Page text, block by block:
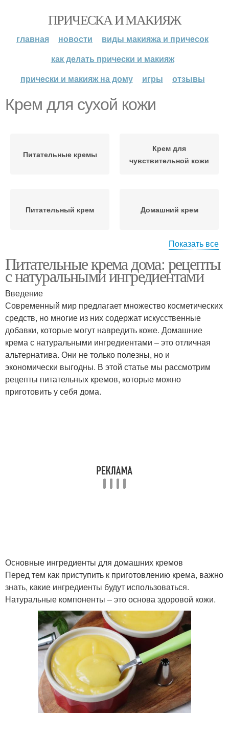
ПРИЧЕСКА И МАКИЯЖ
главная новости
виды макияжа и причесок
как делать прически и макияж
прически и макияж на дому
игры отзывы
Крем для сухой кожи
Питательные кремы
Крем для
чувствительной кожи
Питательный крем Домашний крем
Крем в зависимости
использования
Крем перед
использованием
Белковый крем
Крем для торта Заварной крем
Волшебный крем Ночной крем
Крем из масла Крем с глицерином
Антивозрастной крем Крем из авокадо
Показать все
Питательные крема дома: рецепты
с натуральными ингредиентами
Введение
Современный мир предлагает множество косметических
средств, но многие из них содержат искусственные
добавки, которые могут навредить коже. Домашние
крема с натуральными ингредиентами – это отличная
альтернатива. Они не только полезны, но и
экономически выгодны. В этой статье мы рассмотрим
рецепты питательных кремов, которые можно
приготовить у себя дома.
Основные ингредиенты для домашних кремов
Перед тем как приступить к приготовлению крема, важно
знать, какие ингредиенты будут использоваться.
Натуральные компоненты – это основа здоровой кожи.